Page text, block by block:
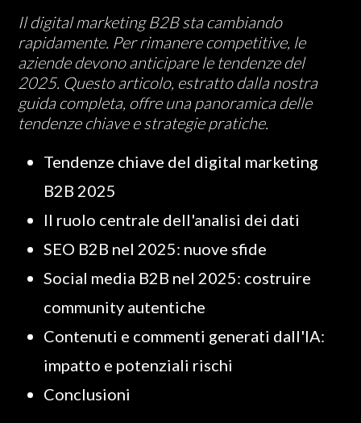
Il digital marketing B2B sta cambiando
rapidamente. Per rimanere competitive, le
aziende devono anticipare le tendenze del
2025. Questo articolo, estratto dalla nostra
guida completa, offre una panoramica delle
tendenze chiave e strategie pratiche.
Tendenze chiave del digital marketing
B2B 2025
Il ruolo centrale dell'analisi dei dati
SEO B2B nel 2025: nuove sfide
Social media B2B nel 2025: costruire
community autentiche
Contenuti e commenti generati dall'IA:
impatto e potenziali rischi
Conclusioni